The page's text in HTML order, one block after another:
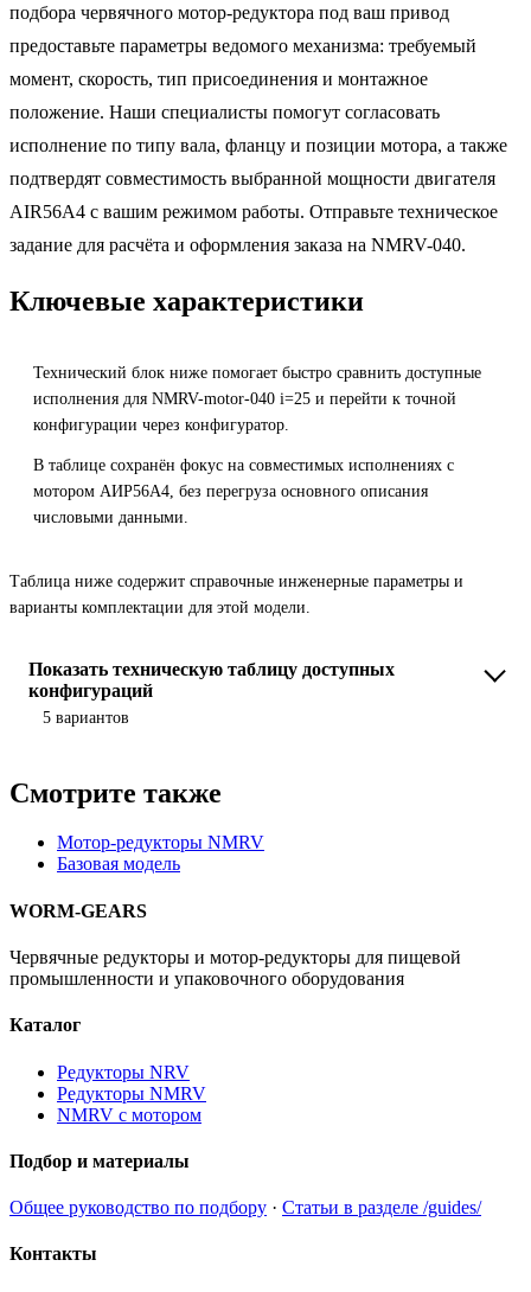
подбора червячного мотор-редуктора под ваш привод
предоставьте параметры ведомого механизма: требуемый
момент, скорость, тип присоединения и монтажное
положение. Наши специалисты помогут согласовать
исполнение по типу вала, фланцу и позиции мотора, а также
подтвердят совместимость выбранной мощности двигателя
AIR56A4 с вашим режимом работы. Отправьте техническое
задание для расчёта и оформления заказа на NMRV-040.
Ключевые характеристики
Технический блок ниже помогает быстро сравнить доступные
исполнения для NMRV-motor-040 i=25 и перейти к точной
конфигурации через конфигуратор.
В таблице сохранён фокус на совместимых исполнениях с
мотором АИР56A4, без перегруза основного описания
числовыми данными.
Таблица ниже содержит справочные инженерные параметры и
варианты комплектации для этой модели.
Показать техническую таблицу доступных
конфигураций
5 вариантов
Смотрите также
Мотор-редукторы NMRV
Базовая модель
WORM-GEARS
Червячные редукторы и мотор-редукторы для пищевой
промышленности и упаковочного оборудования
Каталог
Редукторы NRV
Редукторы NMRV
NMRV с мотором
Подбор и материалы
Общее руководство по подбору · Статьи в разделе /guides/
Контакты